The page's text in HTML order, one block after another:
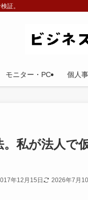
証。
モニター・PC 個人
私が法人で
年12月15日 2026年7月